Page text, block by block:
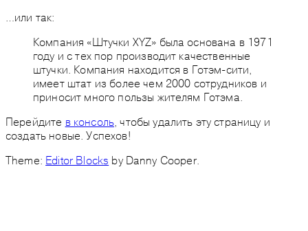
…или так:
Компания «Штучки XYZ» была основана в 1971
году и с тех пор производит качественные
штучки. Компания находится в Готэм-сити,
имеет штат из более чем 2000 сотрудников и
приносит много пользы жителям Готэма.
Перейдите в консоль , чтобы удалить эту страницу и
создать новые. Успехов!
Theme: Editor Blocks by Danny Cooper.